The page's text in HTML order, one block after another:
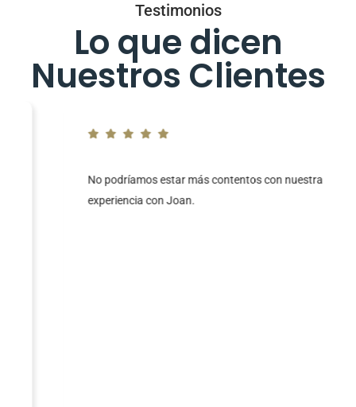
Testimonios
Lo que dicen
Nuestros Clientes
No podríamos estar más contentos con nuestra
experiencia con Joan.